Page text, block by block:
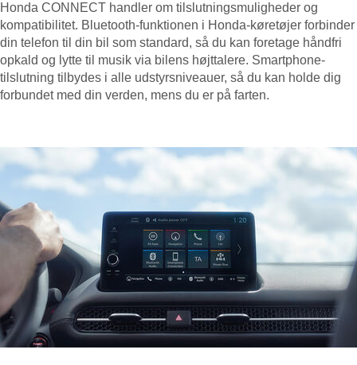
Honda CONNECT handler om tilslutningsmuligheder og
kompatibilitet. Bluetooth-funktionen i Honda-køretøjer forbinder
din telefon til din bil som standard, så du kan foretage håndfri
opkald og lytte til musik via bilens højttalere. Smartphone-
tilslutning tilbydes i alle udstyrsniveauer, så du kan holde dig
forbundet med din verden, mens du er på farten.